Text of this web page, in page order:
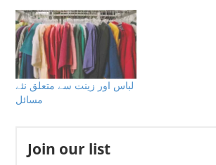
لباس اور زینت سے متعلق نئے
مسائل
Join our list